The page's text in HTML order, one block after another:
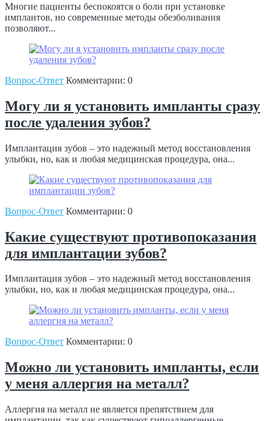
Многие пациенты беспокоятся о боли при установке
имплантов, но современные методы обезболивания
позволяют...
Вопрос-Ответ Комментарии: 0
Могу ли я установить импланты сразу
после удаления зубов?
Имплантация зубов – это надежный метод восстановления
улыбки, но, как и любая медицинская процедура, она...
Вопрос-Ответ Комментарии: 0
Какие существуют противопоказания
для имплантации зубов?
Имплантация зубов – это надежный метод восстановления
улыбки, но, как и любая медицинская процедура, она...
Вопрос-Ответ Комментарии: 0
Можно ли установить импланты, если
у меня аллергия на металл?
Аллергия на металл не является препятствием для